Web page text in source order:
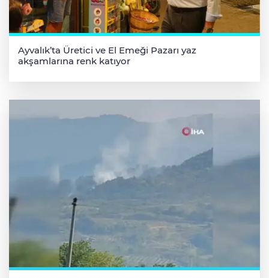
Ayvalık’ta Üretici ve El Emeği Pazarı yaz
akşamlarına renk katıyor